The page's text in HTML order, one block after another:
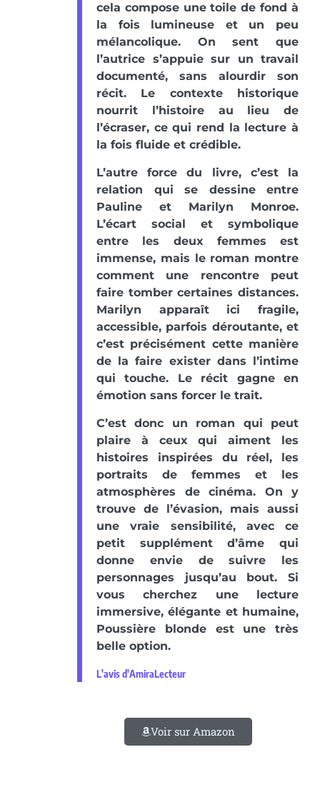
cela compose une toile de fond à
la fois lumineuse et un peu
mélancolique. On sent que
l’autrice s’appuie sur un travail
documenté, sans alourdir son
récit. Le contexte historique
nourrit l’histoire au lieu de
l’écraser, ce qui rend la lecture à
la fois fluide et crédible.
L’autre force du livre, c’est la
relation qui se dessine entre
Pauline et Marilyn Monroe.
L’écart social et symbolique
entre les deux femmes est
immense, mais le roman montre
comment une rencontre peut
faire tomber certaines distances.
Marilyn apparaît ici fragile,
accessible, parfois déroutante, et
c’est précisément cette manière
de la faire exister dans l’intime
qui touche. Le récit gagne en
émotion sans forcer le trait.
C’est donc un roman qui peut
plaire à ceux qui aiment les
histoires inspirées du réel, les
portraits de femmes et les
atmosphères de cinéma. On y
trouve de l’évasion, mais aussi
une vraie sensibilité, avec ce
petit supplément d’âme qui
donne envie de suivre les
personnages jusqu’au bout. Si
vous cherchez une lecture
immersive, élégante et humaine,
Poussière blonde est une très
belle option.
L'avis d'AmiraLecteur
Voir sur Amazon